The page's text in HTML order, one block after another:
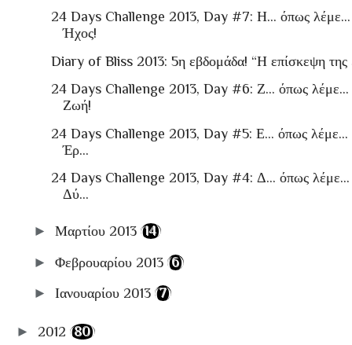
24 Days Challenge 2013, Day #7: Η… όπως λέμε...
Ήχος!
Diary of Bliss 2013: 5η εβδομάδα! “Η επίσκεψη της
24 Days Challenge 2013, Day #6: Ζ… όπως λέμε...
Ζωή!
24 Days Challenge 2013, Day #5: Ε… όπως λέμε...
Έρ...
24 Days Challenge 2013, Day #4: Δ… όπως λέμε...
Δύ...
► Μαρτίου 2013 (14)
► Φεβρουαρίου 2013 (6)
► Ιανουαρίου 2013 (7)
► 2012 (80)